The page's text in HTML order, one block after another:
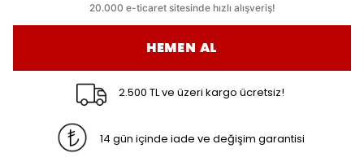
HEMEN AL
2.500 TL ve üzeri kargo ücretsiz!
14 gün içinde iade ve değişim garantisi